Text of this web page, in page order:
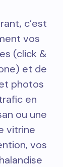
c’est
vos
(click &
et de
photos
en
ou une
vitrine
vos